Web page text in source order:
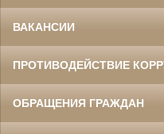
ВАКАНСИИ
ПРОТИВОДЕЙСТВИЕ
ОБРАЩЕНИЯ ГРАЖДАН